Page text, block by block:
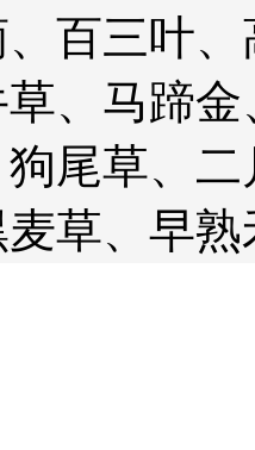
百三叶
、马蹄
尾草、
草、早熟